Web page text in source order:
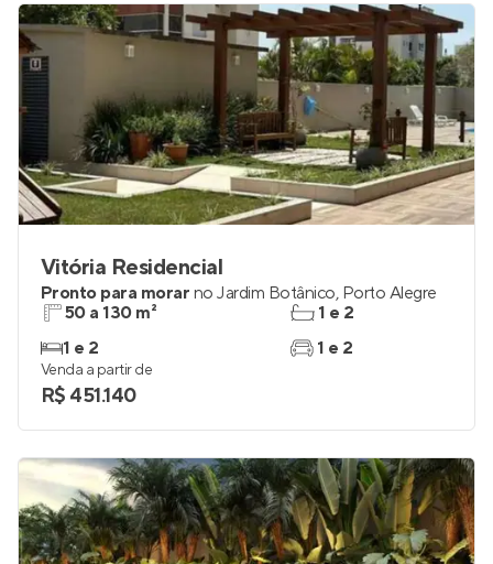
Vitória Residencial
Pronto para morar no Jardim Botânico, Porto Alegre
50 a 130 m²
1 e 2
1 e 2
1 e 2
Venda a partir de
R$ 451.140